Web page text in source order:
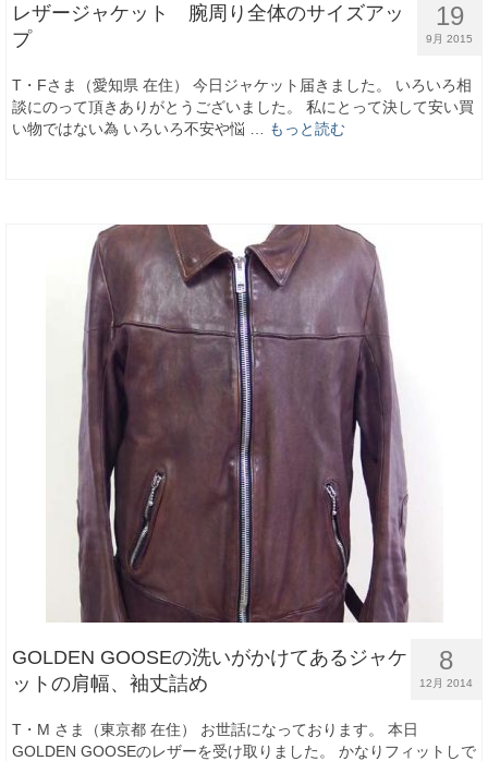
19
9月 2015
レザージャケット 腕周り全体のサイズアッ
プ
T・Fさま（愛知県 在住） 今日ジャケット届きました。 いろいろ相
談にのって頂きありがとうございました。 私にとって決して安い買
い物ではない為 いろいろ不安や悩 …
もっと読む
8
12月 2014
GOLDEN GOOSEの洗いがかけてあるジャケ
ットの肩幅、袖丈詰め
T・M さま（東京都 在住） お世話になっております。 本日
GOLDEN GOOSEのレザーを受け取りました。 かなりフィットしで